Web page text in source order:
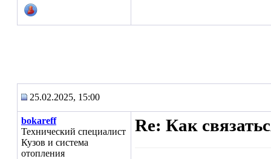
25.02.2025, 15:00
bokareff
Технический специалист
Кузов и система
отопления
Re: Как